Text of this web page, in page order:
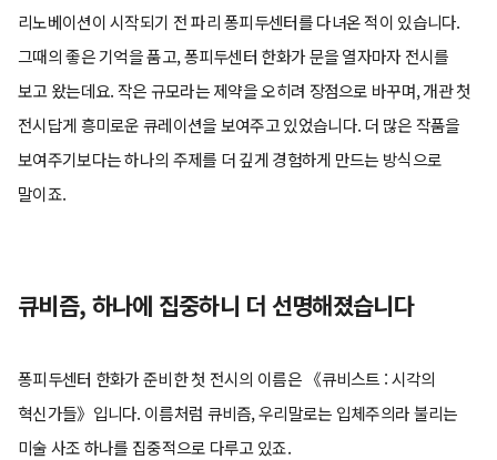
리노베이션이 시작되기 전 파리 퐁피두센터를 다녀온 적이 있습니다.
그때의 좋은 기억을 품고, 퐁피두센터 한화가 문을 열자마자 전시를
보고 왔는데요. 작은 규모라는 제약을 오히려 장점으로 바꾸며, 개관 첫
전시답게 흥미로운 큐레이션을 보여주고 있었습니다. 더 많은 작품을
보여주기보다는 하나의 주제를 더 깊게 경험하게 만드는 방식으로
말이죠.
큐비즘, 하나에 집중하니 더 선명해졌습니다
퐁피두센터 한화가 준비한 첫 전시의 이름은 《큐비스트 : 시각의
혁신가들》입니다. 이름처럼 큐비즘, 우리말로는 입체주의라 불리는
미술 사조 하나를 집중적으로 다루고 있죠.